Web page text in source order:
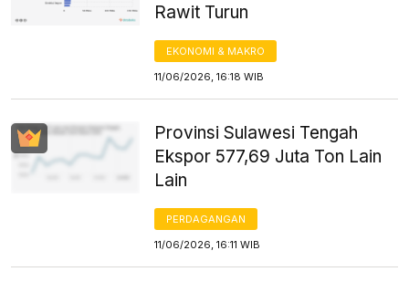
Rawit Turun
EKONOMI & MAKRO
11/06/2026, 16:18 WIB
Provinsi Sulawesi Tengah
Ekspor 577,69 Juta Ton Lain
Lain
PERDAGANGAN
11/06/2026, 16:11 WIB